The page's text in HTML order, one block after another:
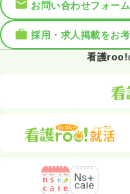
お問い合わせフォーム
採用・求人掲載をお
看護roo!